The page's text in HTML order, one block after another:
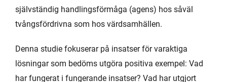
självständig handlingsförmåga (agens) hos såväl
tvångsfördrivna som hos värdsamhällen.
Denna studie fokuserar på insatser för varaktiga
lösningar som bedöms utgöra positiva exempel: Vad
har fungerat i fungerande insatser? Vad har utgjort